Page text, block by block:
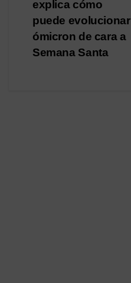
entradas
explica cómo
puede evolucionar
ómicron de cara a
Semana Santa